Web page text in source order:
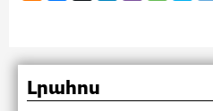
Լրահոս